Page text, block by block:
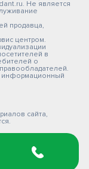
Не является
продавца,
центром.
в
о
информационный
сайта,